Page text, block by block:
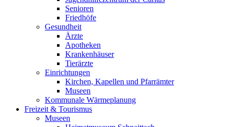
Senioren
Friedhöfe
Gesundheit
Ärzte
Apotheken
Krankenhäuser
Tierärzte
Einrichtungen
Kirchen, Kapellen und Pfarrämter
Museen
Kommunale Wärmeplanung
Freizeit & Tourismus
Museen